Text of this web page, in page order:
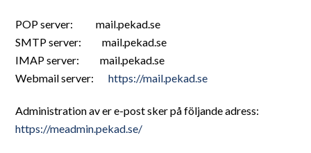
POP server: mail.pekad.se
SMTP server: mail.pekad.se
IMAP server: mail.pekad.se
Webmail server:https://mail.pekad.se
Administration av er e-post sker på följande adress:
https://meadmin.pekad.se/